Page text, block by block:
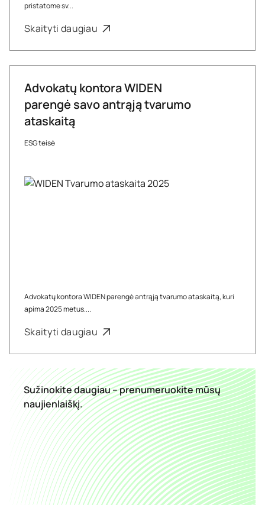
pristatome sv...
Skaityti daugiau
Advokatų kontora WIDEN
parengė savo antrąją tvarumo
ataskaitą
ESG teisė
Advokatų kontora WIDEN parengė antrąją tvarumo ataskaitą, kuri
apima 2025 metus....
Skaityti daugiau
Sužinokite daugiau – prenumeruokite mūsų
naujienlaiškį.